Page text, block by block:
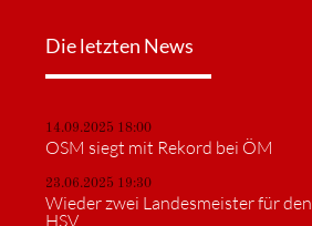
Die letzten News
14.09.2025 18:00
OSM siegt mit Rekord bei ÖM
23.06.2025 19:30
Wieder zwei Landesmeister für den
HSV